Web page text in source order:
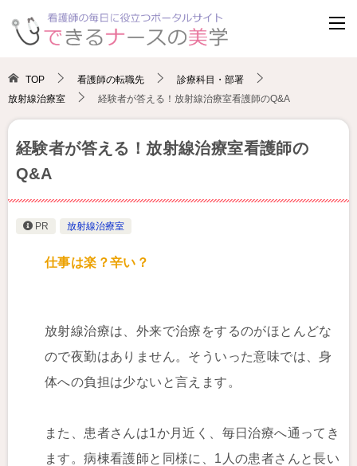
TOP 看護師の転職先
診療科目・部署
放射線治療室
経験者が答える！放射線治療室看護師のQ&A
経験者が答える！放射線治療室看護師の
Q&A
PR 放射線治療室
仕事は楽？辛い？
放射線治療は、外来で治療をするのがほとんどな
ので夜勤はありません。そういった意味では、身
体への負担は少ないと言えます。
また、患者さんは1か月近く、毎日治療へ通ってき
ます。病棟看護師と同様に、1人の患者さんと長い